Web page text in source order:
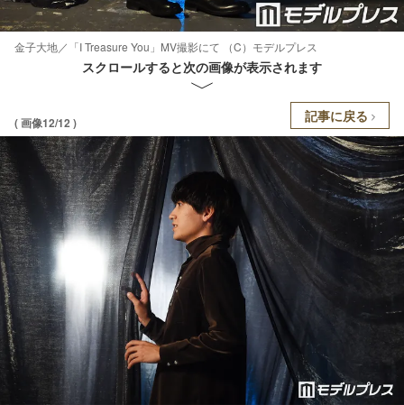
金子大地／「I Treasure You」MV撮影にて （C）モデルプレス
スクロールすると次の画像が表示されます
( 画像12/12 ) 記事に戻る